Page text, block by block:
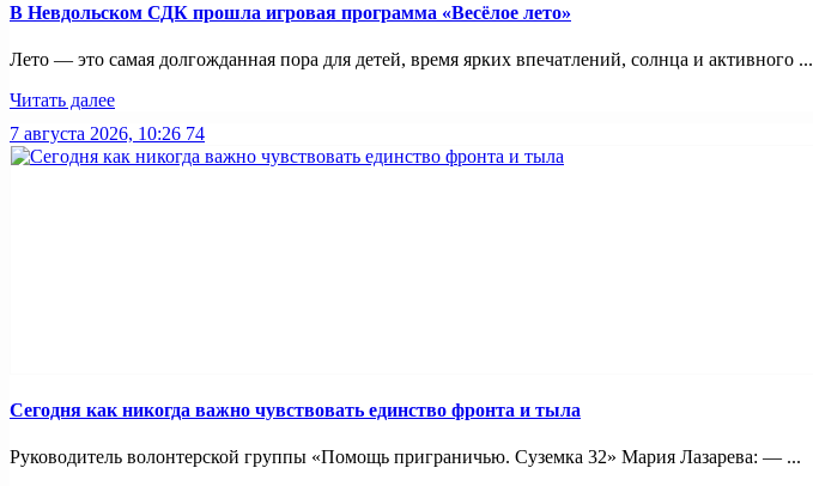
В Невдольском СДК прошла игровая программа «Весёлое лето»
Лето — это самая долгожданная пора для детей, время ярких впечатлений, солнца и активного ...
Читать далее
7 августа 2026, 10:26 74
Сегодня как никогда важно чувствовать единство фронта и тыла
Руководитель волонтерской группы «Помощь приграничью. Суземка 32» Мария Лазарева: — ...